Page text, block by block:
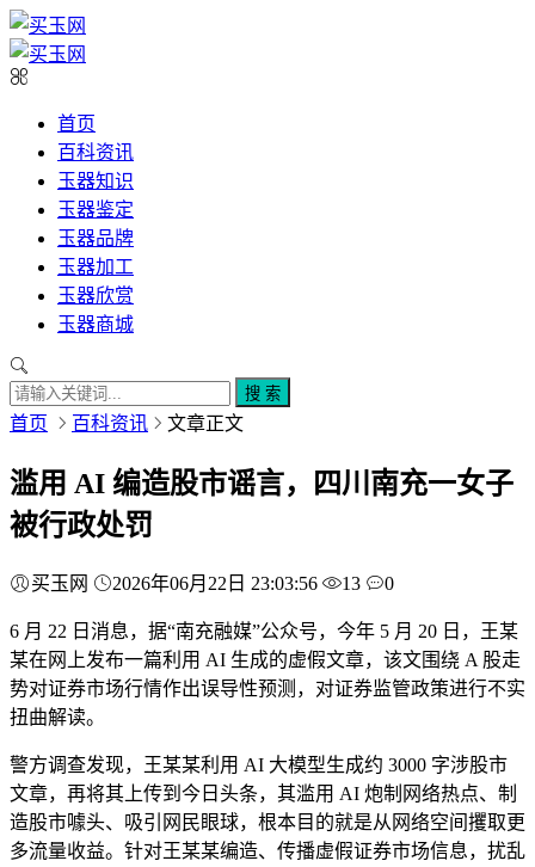
首页
百科资讯
玉器知识
玉器鉴定
玉器品牌
玉器加工
玉器欣赏
玉器商城
搜 索
首页 百科资讯 文章正文
滥用 AI 编造股市谣言，四川南充一女子
被行政处罚
买玉网 2026年06月22日 23:03:56 13 0
6 月 22 日消息，据“南充融媒”公众号，今年 5 月 20 日，王某
某在网上发布一篇利用 AI 生成的虚假文章，该文围绕 A 股走
势对证券市场行情作出误导性预测，对证券监管政策进行不实
扭曲解读。
警方调查发现，王某某利用 AI 大模型生成约 3000 字涉股市
文章，再将其上传到今日头条，其滥用 AI 炮制网络热点、制
造股市噱头、吸引网民眼球，根本目的就是从网络空间攫取更
多流量收益。针对王某某编造、传播虚假证券市场信息，扰乱